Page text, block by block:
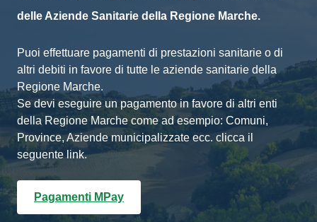
delle Aziende Sanitarie della Regione Marche.
Puoi effettuare pagamenti di prestazioni sanitarie o di
altri debiti in favore di tutte le aziende sanitarie della
Regione Marche.
Se devi eseguire un pagamento in favore di altri enti
della Regione Marche come ad esempio: Comuni,
Province, Aziende municipalizzate ecc. clicca il
seguente link.
Pagamenti MPay